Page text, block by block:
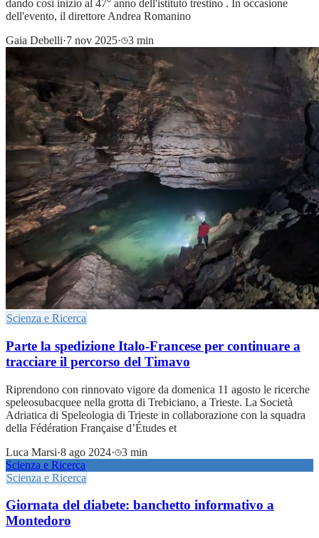
dando così inizio al 47° anno dell'istituto trestino . In occasione
dell'evento, il direttore Andrea Romanino
Gaia Debelli·7 nov 2025· 3 min
Scienza e Ricerca
Parte la spedizione Italo-Francese per continuare a
tracciare il percorso del Timavo
Riprendono con rinnovato vigore da domenica 11 agosto le ricerche
speleosubacquee nella grotta di Trebiciano, a Trieste. La Società
Adriatica di Speleologia di Trieste in collaborazione con la squadra
della Fédération Française d’Études et
Luca Marsi·8 ago 2024·
3 min
Scienza e Ricerca
Scienza e Ricerca
Giornata del diabete: banchetto informativo a
Montedoro